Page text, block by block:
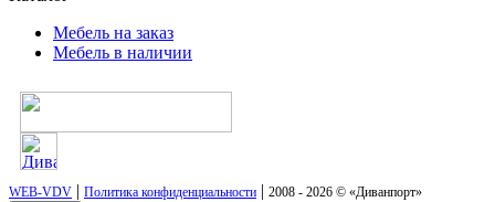
Мебель на заказ
Мебель в наличии
WEB-VDV | Политика конфиденциальности | 2008 - 2026 © «Диванпорт»